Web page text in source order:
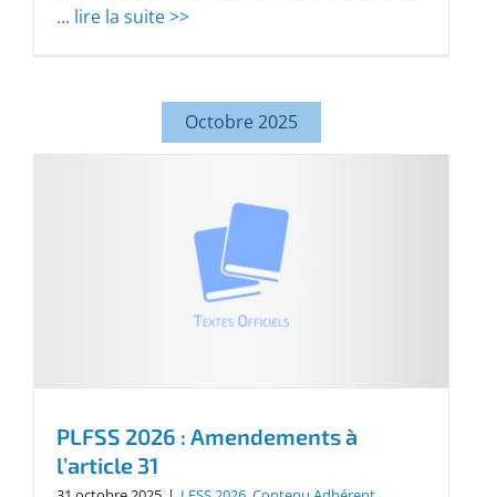
... lire la suite >>
Octobre 2025
PLFSS 2026 : Amendements à
l’article 31